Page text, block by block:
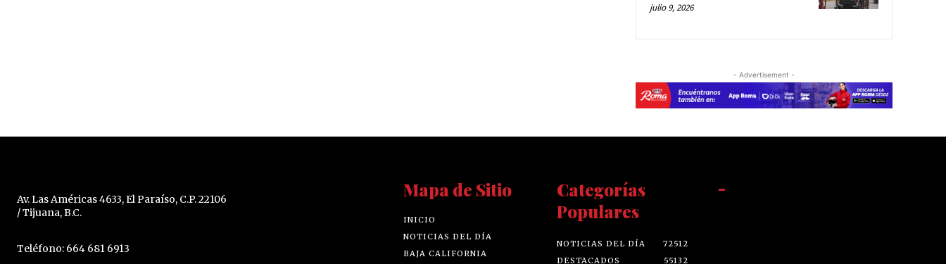
julio 9, 2026
- Advertisement -
Av. Las Américas 4633, El Paraíso, C.P. 22106
/ Tijuana, B.C.
Teléfono: 664 681 6913
Mapa de Sitio
INICIO
NOTICIAS DEL DÍA
BAJA CALIFORNIA
Categorías
Populares
NOTICIAS DEL DÍA
72512
DESTACADOS
55132
-